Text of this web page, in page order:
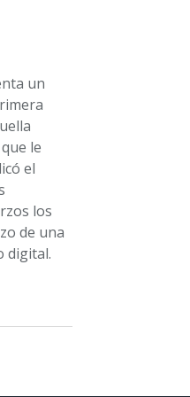
un
le
el
los
de una
digital.